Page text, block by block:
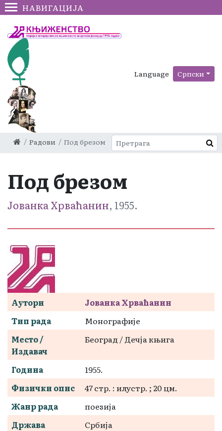
НАВИГАЦИЈА
Language Српски
Радови Под брезом
Под брезом
Јованка Хрваћанин, 1955.
Аутори
Јованка Хрваћанин
Тип рада
Монографије
Место /
Издавач
Београд / Дечја књига
Година
1955.
Физички опис
47 стр. : илустр. ; 20 цм.
Жанр рада
поезија
Држава
Србија